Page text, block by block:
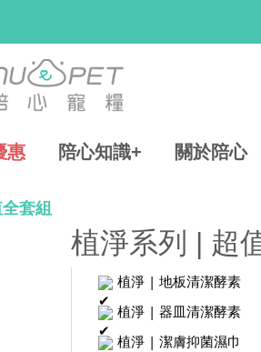
惠 陪心知識+ 關於陪心
套組
植淨系列 | 超
植淨 | 地板清潔酵素
植淨 | 器皿清潔酵素
植淨 | 潔膚抑菌濕巾